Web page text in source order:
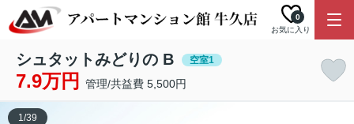
お気に入り
0
シュタットみどりの B 空室1
7.9万円 管理/共益費 5,500円
1/39